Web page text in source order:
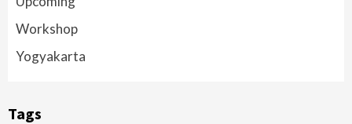
Workshop
Yogyakarta
Tags